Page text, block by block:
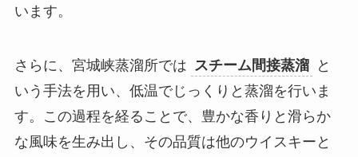
います。
さらに、宮城峡蒸溜所では スチーム間接蒸溜
と
いう手法を用い、低温でじっくりと蒸溜を行いま
す。この過程を経ることで、豊かな香りと滑らか
な風味を生み出し、その品質は他のウイスキーと